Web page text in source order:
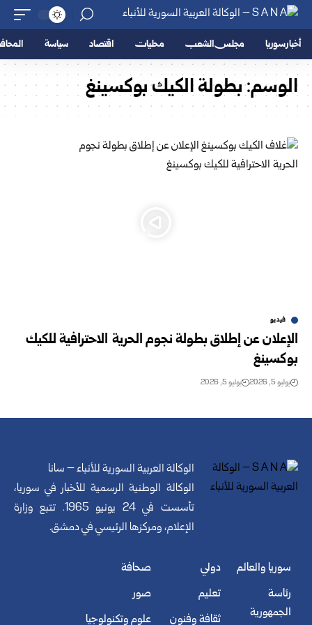
أخبار سوريا مجلس الشعب محليات اقتصاد سياسة
الوسم:بطولة الكيك بوكسينغ
فيديو
الإعلان عن إطلاق بطولة نجوم الحرية الاحترافية للكيك
بوكسينغ
يوليو 5, 2026 يوليو 5, 2026
الوكالة العربية السورية للأنباء – سانا
الوكالة الوطنية الرسمية للأخبار في سوريا،
تأسست في 24 يونيو 1965. تتبع وزارة
الإعلام، ومركزها الرئيسي في دمشق.
سوريا والعالم
رئاسة
الجمهورية
دولي
تعليم
ثقافة وفنون
صحافة
صور
علوم وتكنولوجيا